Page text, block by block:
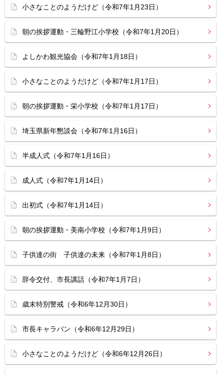
小さなことのようだけど（令和7年1月23日）
朝の挨拶運動・三輪野江小学校（令和7年1月20日）
よしかわ観光協会（令和7年1月18日）
小さなことのようだけど（令和7年1月17日）
朝の挨拶運動・栄小学校（令和7年1月17日）
埼玉県新年懇談会（令和7年1月16日）
半成人式（令和7年1月16日）
成人式（令和7年1月14日）
出初式（令和7年1月14日）
朝の挨拶運動・美南小学校（令和7年1月9日）
子供達の街 子供達の未来（令和7年1月8日）
辞令交付、市長講話（令和7年1月7日）
歳末特別警戒（令和6年12月30日）
市長キャラバン（令和6年12月29日）
小さなことのようだけど（令和6年12月26日）